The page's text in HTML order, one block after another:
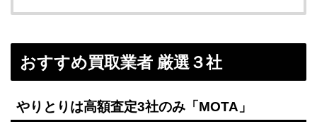
おすすめ買取業者 厳選３社
やりとりは高額査定3社のみ「MOTA」